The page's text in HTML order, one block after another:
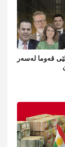
لێی قەوما لەسەر